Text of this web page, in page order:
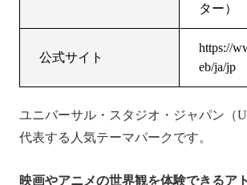
ター）
公式サイト
https://
eb/ja/jp
ユニバーサル・スタジオ・ジャパン（
代表する人気テーマパークです。
映画やアニメの世界観を体験できるア